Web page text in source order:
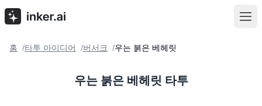
홈 /타투 아이디어 /버서크 /우는 붉은 베헤릿
우는 붉은 베헤릿 타투